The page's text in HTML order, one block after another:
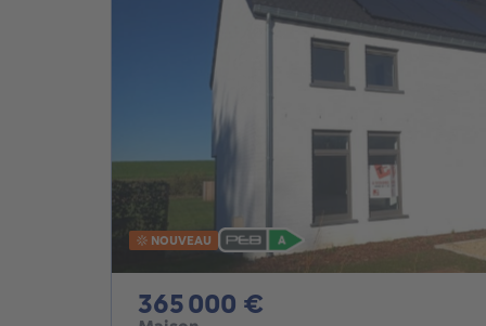
NOUVEAU
365 000 €